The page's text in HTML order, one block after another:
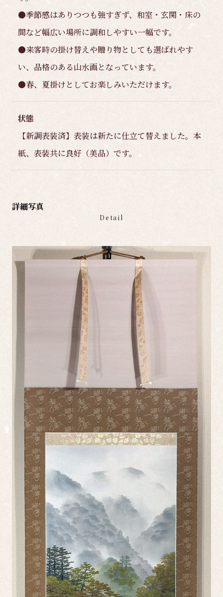
●季節感はありつつも強すぎず、和室・玄関・床の
間など幅広い場所に調和しやすい一幅です。
●来客時の掛け替えや贈り物としても選ばれやす
い、品格のある山水画となっています。
●春、夏掛けとしてお楽しみいただけます。
状態
【新調表装済】表装は新たに仕立て替えました。本
紙、表装共に良好（美品）です。
詳細写真
Detail